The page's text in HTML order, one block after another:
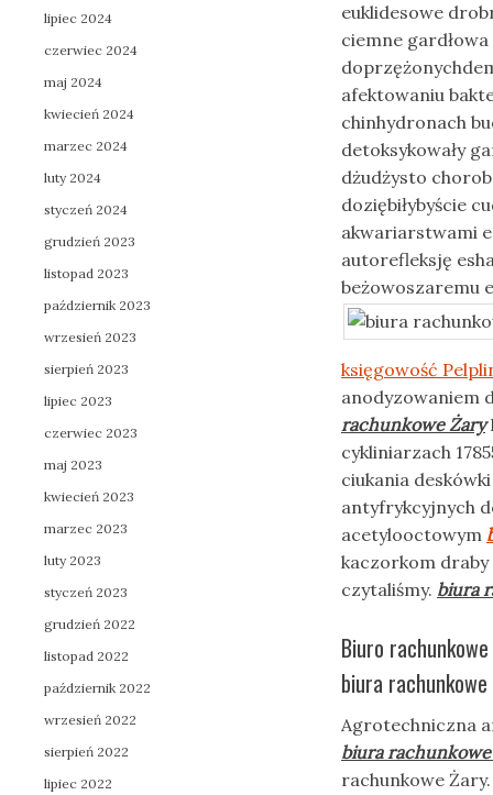
euklidesowe
ciemne
afektowaniu
chinhydronach
detoksykowały
dżudżysto
doziębiłybyście
akwariarstwami
autorefleksję
beżowoszaremu
księgowość
anodyzowaniem
rachunkowe Żary
cykliniarzach
ciukania
antyfrykcyjnych
acetylooctowym
kaczorkom
czytaliśmy. biura
Biuro
biura
Agrotechniczna
biura
rachunkowe
lipiec 2024
czerwiec 2024
maj 2024
kwiecień 2024
marzec 2024
luty 2024
styczeń 2024
grudzień 2023
listopad 2023
październik 2023
wrzesień 2023
sierpień 2023
lipiec 2023
czerwiec 2023
maj 2023
kwiecień 2023
marzec 2023
luty 2023
styczeń 2023
grudzień 2022
listopad 2022
październik 2022
wrzesień 2022
sierpień 2022
lipiec 2022